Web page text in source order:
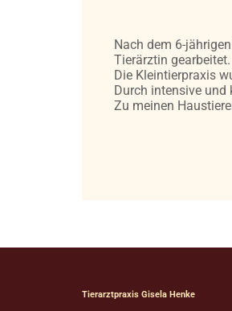
Nach dem 6-
Tierärztin gearbeitet.
Die Kleintierpraxis
Durch intensive
Zu meinen
Tierarztpraxis Gisela Henke